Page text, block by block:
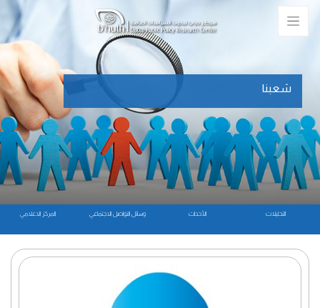
المركز الاعلامي وسائل التواصل الاجتماعي الأحداث التحليلات
شعبنا